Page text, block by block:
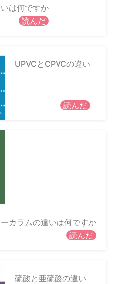
は何ですか
読んだ
UPVCとCPVCの違い
読んだ
カラムの違いは何ですか
読んだ
硫酸と亜硫酸の違い